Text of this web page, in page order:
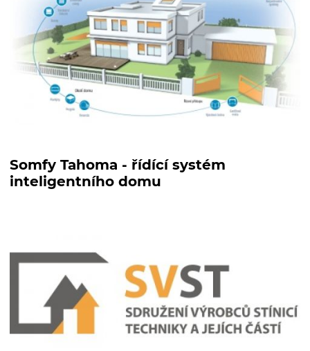
Somfy Tahoma - řídící systém
inteligentního domu